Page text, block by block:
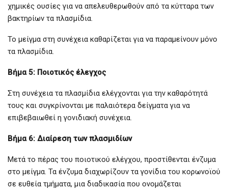
χημικές ουσίες για να απελευθερωθούν από τα κύτταρα των
βακτηρίων τα πλασμίδια.
Το μείγμα στη συνέχεια καθαρίζεται για να παραμείνουν μόνο
τα πλασμίδια.
Βήμα 5: Ποιοτικός έλεγχος
Στη συνέχεια τα πλασμίδια ελέγχονται για την καθαρότητά
τους και συγκρίνονται με παλαιότερα δείγματα για να
επιβεβαιωθεί η γονιδιακή συνέχεια.
Βήμα 6: Διαίρεση των πλασμιδίων
Μετά το πέρας του ποιοτικού ελέγχου, προστίθενται ένζυμα
στο μείγμα. Τα ένζυμα διαχωρίζουν τα γονίδια του κορωνοϊού
σε ευθεία τμήματα, μια διαδικασία που ονομάζεται